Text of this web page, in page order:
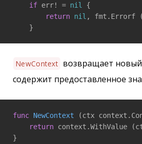
if err! = nil {
return nil , fmt.Errorf (
    }
NewContext возвращает новый
содержит предоставленное
func NewContext
(ctx
return context.WithValue
}